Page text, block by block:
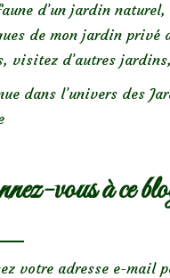
d’un jardin naturel,
de mon jardin privé
visitez d’autres
dans l’univers des
vous à ce
votre adresse e-mail